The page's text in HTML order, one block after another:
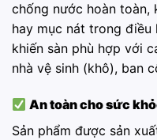
chống nước hoàn toàn,
hay mục nát trong
khiến sàn phù hợp với
nhà vệ sinh (khô), ban
An toàn cho sức
Sản phẩm được sản